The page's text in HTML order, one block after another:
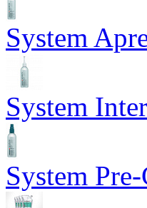
System
System
System